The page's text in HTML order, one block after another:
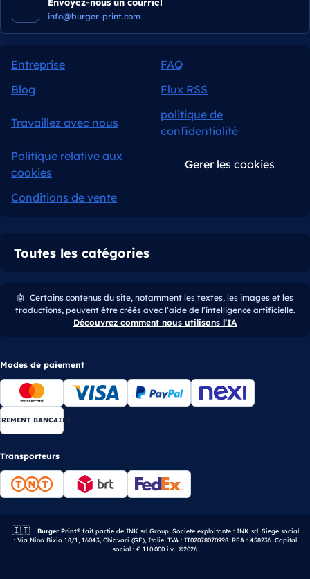
info@burger-print.com
Entreprise
FAQ
Blog
Flux RSS
Travaillez avec nous
politique de
confidentialité
Politique relative aux
cookies
Gerer les cookies
Conditions de vente
Toutes les catégories
🤖 Certains contenus du site, notamment les textes, les images et les
traductions, peuvent être créés avec l’aide de l’intelligence artificielle.
Découvrez comment nous utilisons l’IA
Modes de paiement
BANCAIRE
Transporteurs
🇮🇹 Entreprise italienne.
Burger Print®fait partie de INK srl Group. Societe exploitante : INK srl. Siege social
: Via Nino Bixio 18/1, 16043, Chiavari (GE), Italie. TVA : IT02078070998. REA : 458236. Capital
social : € 110.000 i.v.. ©2026